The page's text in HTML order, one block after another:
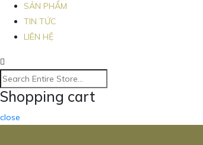
SẢN PHẨM
TIN TỨC
LIÊN HỆ
Shopping cart
close